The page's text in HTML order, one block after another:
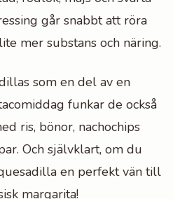
går snabbt att röra
mer substans och näring.
som en del av en
funkar de också
ris, bönor, nachochips
Och självklart, om du
en perfekt vän till
margarita!